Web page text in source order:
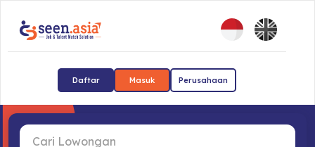
Daftar Masuk Perusahaan